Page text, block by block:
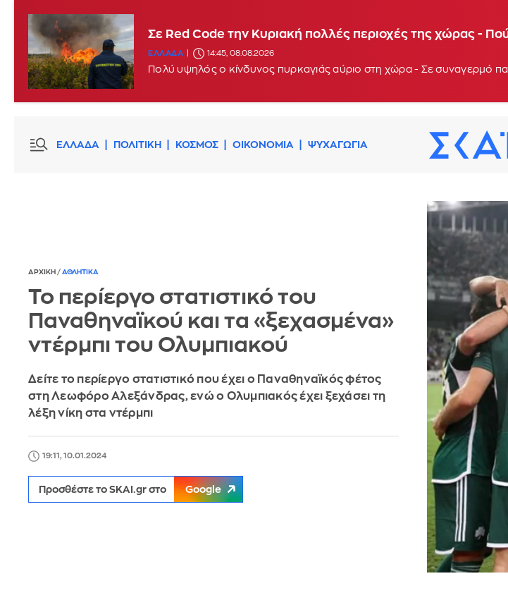
Σφοδροί άνεμοι και υψηλές θερμοκρασίες τις επόμενες
Σε Red Code την Κυριακή πολλές περιοχές της χώρας -
ΕΛΛΑΔΑ 14:45, 08.08.2026
Πολύ υψηλός ο κίνδυνος πυρκαγιάς αύριο στη χώρα - Σε συναγερμό
ΕΛΛΑΔΑ ΠΟΛΙΤΙΚΗ ΚΟΣΜΟΣ ΟΙΚΟΝΟΜΙΑ ΨΥΧΑΓΩΓΙΑ
ΑΡΧΙΚΗ / ΑΘΛΗΤΙΚΑ
Το περίεργο στατιστικό του
Παναθηναϊκού και τα «ξεχασμένα»
ντέρμπι του Ολυμπιακού
Δείτε το περίεργο στατιστικό που έχει ο Παναθηναϊκός φέτος
στη Λεωφόρο Αλεξάνδρας, ενώ ο Ολυμπιακός έχει ξεχάσει τη
λέξη νίκη στα ντέρμπι
19:11, 10.01.2024
Προσθέστε το SKAI.gr στο Google